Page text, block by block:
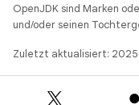
OpenJDK sind Marken
und/oder seinen
Zuletzt aktualisiert: